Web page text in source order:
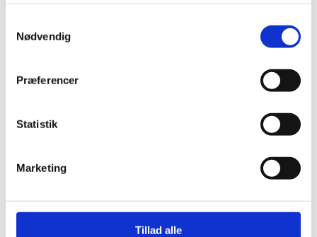
Nødvendig
Præferencer
Statistik
Marketing
Tillad alle
Har du forskellige videoformater til desktop og
Bontii sørger automatisk for, at den rigtige
🔥 Skab stemning og engagement med
🎯 Brug video til at fortælle din historie eller
📱 Giv en optimal oplevelse på både mobil og